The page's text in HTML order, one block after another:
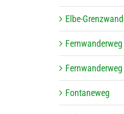
Elbe-
Fern­wan­der­weg
Fern­wan­der­weg
Fon­ta­ne­weg